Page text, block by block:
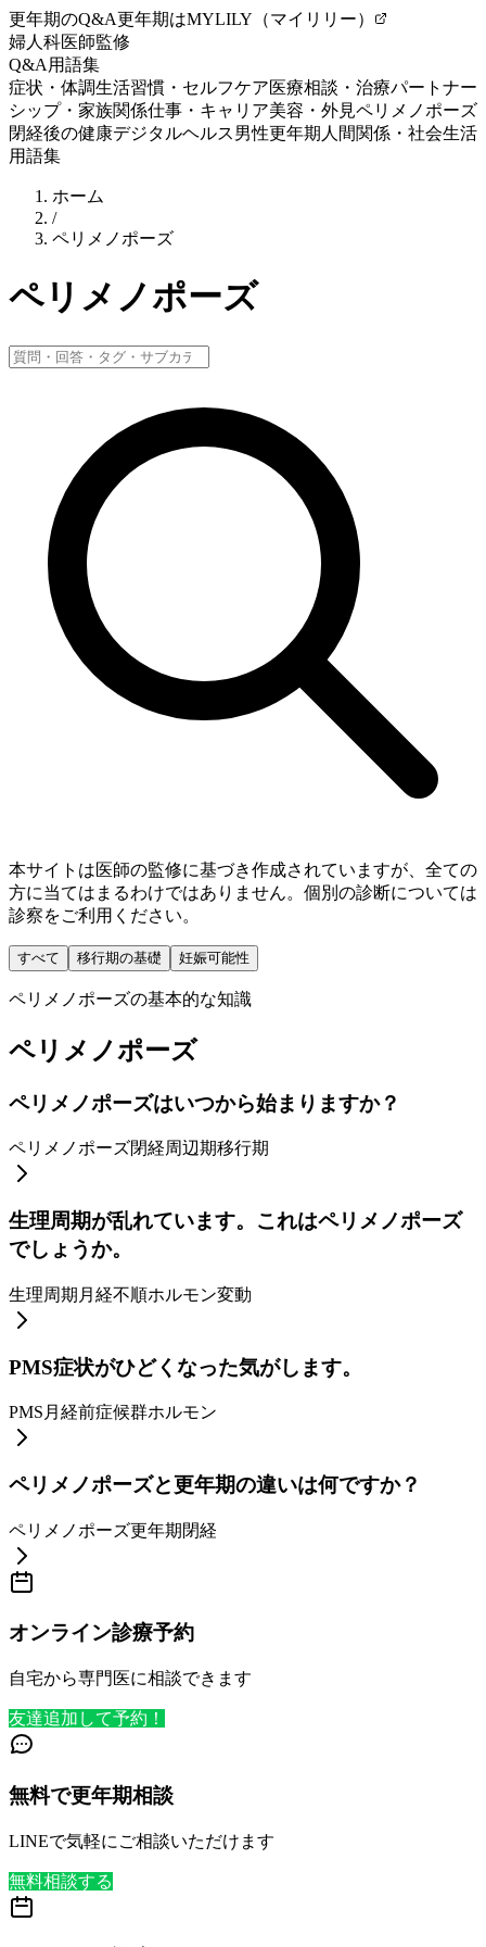
更年期のQ&A更年期はMYLILY（マイリリー）
婦人科医師監修
Q&A 用語集
症状・体調生活習慣・セルフケア医療相談・治療パートナー
シップ・家族関係仕事・キャリア美容・外見ペリメノポーズ
閉経後の健康デジタルヘルス男性更年期 人間関係・社会生活
用語集
ホーム
/
ペリメノポーズ
ペリメノポーズ
本サイトは医師の監修に基づき作成されていますが、全ての
方に当てはまるわけではありません。個別の診断については
診察をご利用ください。
すべて 移行期の基礎 妊娠可能性
ペリメノポーズの基本的な知識
ペリメノポーズ
ペリメノポーズはいつから始まりますか？
ペリメノポーズ閉経周辺期移行期
生理周期が乱れています。これはペリメノポーズ
でしょうか。
生理周期 月経不順ホルモン変動
PMS症状がひどくなった気がします。
PMS 月経前症候群ホルモン
ペリメノポーズと更年期の違いは何ですか？
ペリメノポーズ更年期 閉経
オンライン診療予約
自宅から専門医に相談できます
友達追加して予約！
無料で更年期相談
LINEで気軽にご相談いただけます
無料相談する